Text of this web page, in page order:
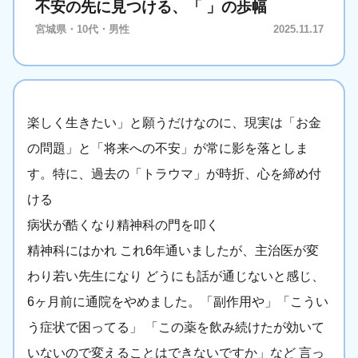
不安の先に見つける、「 」の歩幅
宮城県・10代・男性 2025.11.17
楽しく生きたい」と願うだけなのに、現実は「お金
の問題」と「将来への不安」が常に影を落としま
す。特に、過去の「トラウマ」が時折、心を締め付
ける
病状が酷くなり精神科の門を叩く
精神科にはかれ これ6年通いましたが、主治医が変
わり若い先生になり どうにも話が通じないと感じ、
6ヶ月前に通院をやめました。「副作用や」「こうい
う症状で困ってる」 「この薬を飲み続けたが効いて
いないので変えることはできないですか」など 言っ